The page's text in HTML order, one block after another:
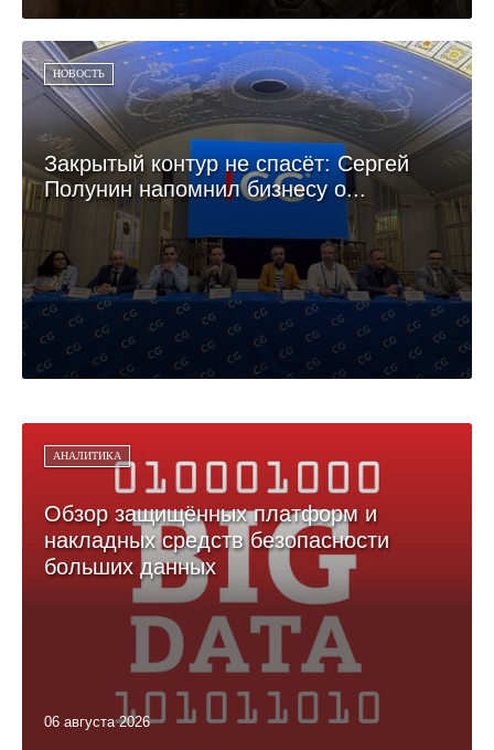
НОВОСТЬ
Закрытый контур не спасёт: Сергей
Полунин напомнил бизнесу о...
АНАЛИТИКА
Обзор защищённых платформ и
накладных средств безопасности
больших данных
06 августа 2026